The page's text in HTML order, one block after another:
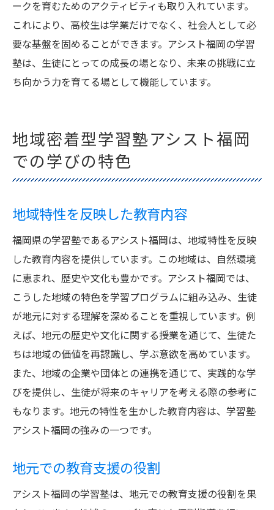
ークを育むためのアクティビティも取り入れています。
これにより、高校生は学業だけでなく、社会人として必
要な基盤を固めることができます。アシスト福岡の学習
塾は、生徒にとっての成長の場となり、未来の挑戦に立
ち向かう力を育てる場として機能しています。
地域密着型学習塾アシスト福岡
での学びの特色
地域特性を反映した教育内容
福岡県の学習塾であるアシスト福岡は、地域特性を反映
した教育内容を提供しています。この地域は、自然環境
に恵まれ、歴史や文化も豊かです。アシスト福岡では、
こうした地域の特色を学習プログラムに組み込み、生徒
が地元に対する理解を深めることを重視しています。例
えば、地元の歴史や文化に関する授業を通じて、生徒た
ちは地域の価値を再認識し、学ぶ意欲を高めています。
また、地域の企業や団体との連携を通じて、実践的な学
びを提供し、生徒が将来のキャリアを考える際の参考に
もなります。地元の特性を生かした教育内容は、学習塾
アシスト福岡の強みの一つです。
地元での教育支援の役割
アシスト福岡の学習塾は、地元での教育支援の役割を果